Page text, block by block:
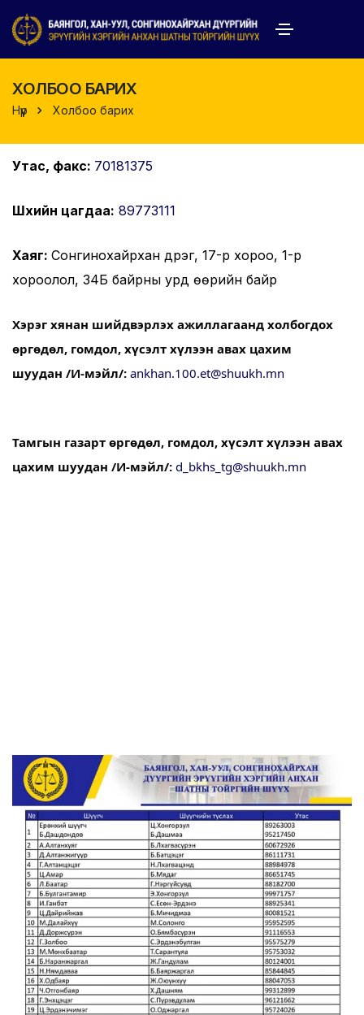
ХОЛБОО БАРИХ
Нүүр Холбоо барих
Утас, факс: 70181375
Шүүхийн цагдаа: 89773111
Хаяг: Сонгинохайрхан дүүрэг, 17-р хороо, 1-р
хороолол, 34Б байрны урд өөрийн байр
Хэрэг хянан шийдвэрлэх ажиллагаанд холбогдох
өргөдөл, гомдол, хүсэлт хүлээн авах цахим
шуудан /И-мэйл/: ankhan.100.et@shuukh.mn
Тамгын газарт өргөдөл, гомдол, хүсэлт хүлээн авах
цахим шуудан /И-мэйл/: d_bkhs_tg@shuukh.mn